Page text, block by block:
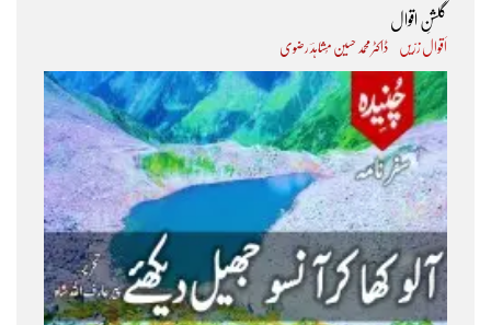
شام کی بند حویلی میں ہنسی کا جادو
صحن کے سبز اندھیرے میں دمکتے رخسار
صاف بستر کے اجالے میں چمکتے گیسو
گلشنِ اقوال
اَقوال زرّیں ڈاکٹر محمد حسین مُشاہدؔ رضوی